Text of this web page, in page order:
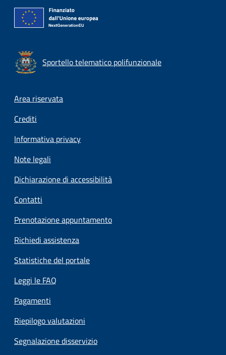
Sportello telematico polifunzionale
Footer menu
Area riservata
Crediti
Informativa privacy
Note legali
Dichiarazione di accessibilità
Contatti
Prenotazione appuntamento
Richiedi assistenza
Statistiche del portale
Leggi le FAQ
Pagamenti
Riepilogo valutazioni
Segnalazione disservizio